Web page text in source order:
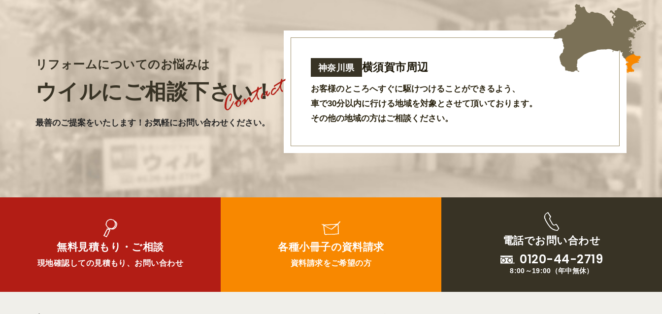
リフォームについてのお悩みは
ウイルにご相談下さい！
最善のご提案をいたします ！ お気軽にお問い合わせください。
神奈川県 横須賀市周辺
お客様のところへすぐに駆けつけることができるよう 、
車で30分以内に行ける地域を対象とさせて頂いております。
その他の地域の方はご相談ください。
無料見積もり・ご相談
現地確認しての見積もり、お問い合わせ
各種小冊子の資料請求
資料請求をご希望の方
電話でお問い合わせ
0120-44-2719
8:00～19:00 （年中無休）